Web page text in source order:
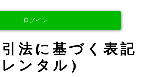
ログイン
法に基づく表記
レンタル）